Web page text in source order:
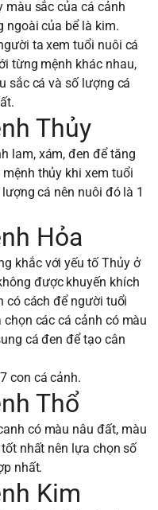
màu sắc của cá cảnh
ngoài của bể là kim.
ta xem tuổi nuôi cá
từng mệnh khác nhau,
sắc cá và số lượng cá
Thủy
lam, xám, đen để tăng
thủy khi xem tuổi
cá nên nuôi đó là 1
Hỏa
khắc với yếu tố Thủy ở
được khuyến khích
có cách để người tuổi
các cá cảnh có màu
cá đen để tạo cân
con cá cảnh.
Thổ
có màu nâu đất, màu
nhất nên lựa chọn số
nhất.
Kim